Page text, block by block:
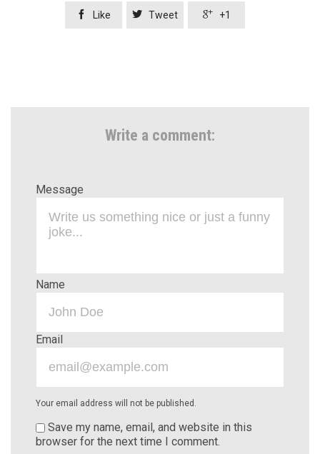
 Like  Tweet  +1
Write a comment:
Message
Name
Email
Your email address will not be published.
Save my name, email, and website in this
browser for the next time I comment.